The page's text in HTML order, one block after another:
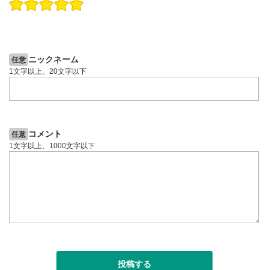
操作説明動画
任意 ニックネーム
1文字以上、20文字以下
任意 コメント
1文字以上、1000文字以下
投稿する